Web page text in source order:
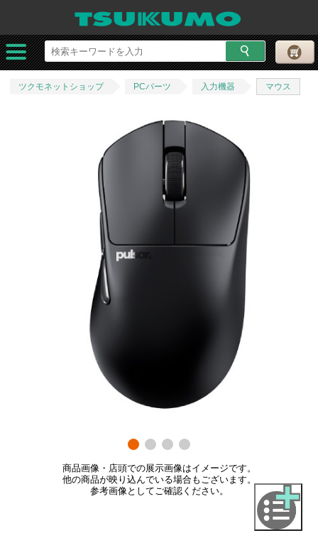
ツクモネットショップ PCパーツ 入力機器 マウス
商品画像・店頭での展示画像はイメージです。
他の商品が映り込んでいる場合もございます。
参考画像としてご確認ください。